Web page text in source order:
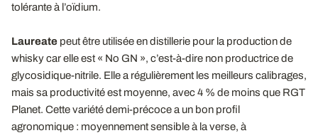
tolérante à l’oïdium.
Laureate peut être utilisée en distillerie pour la production de
whisky car elle est « No GN », c’est-à-dire non productrice de
glycosidique-nitrile. Elle a régulièrement les meilleurs calibrages,
mais sa productivité est moyenne, avec 4 % de moins que RGT
Planet. Cette variété demi-précoce a un bon profil
agronomique : moyennement sensible à la verse, à